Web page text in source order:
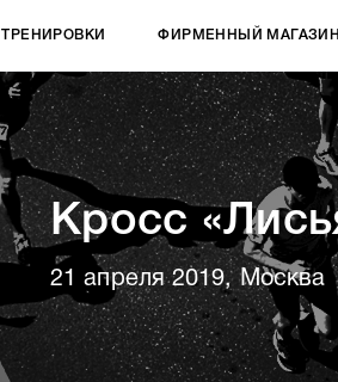
ТРЕНИРОВКИ ФИРМЕННЫЙ МАГАЗИН
Кросс
21 апреля 2019, Москва